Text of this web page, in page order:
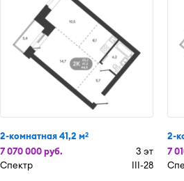
2-комнатная 41,2 м2
7 070 000 руб.
3 эт
Спектр
III-28
2-
7